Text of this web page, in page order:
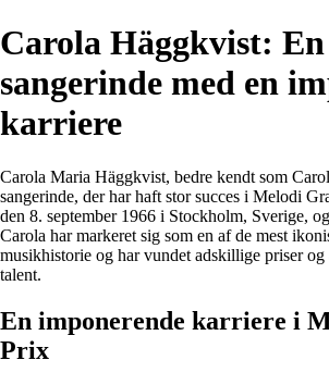
Carola Häggkvist: En
sangerinde med en
karriere
Carola Maria Häggkvist, bedre kendt som
sangerinde, der har haft stor succes i Melodi
den 8. september 1966 i Stockholm, Sverige,
Carola har markeret sig som en af de mest
musikhistorie og har vundet adskillige priser og
talent.
En imponerende karriere i
Prix